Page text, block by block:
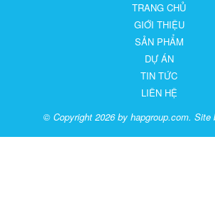
TRANG CHỦ
GIỚI THIỆU
SẢN PHẨM
DỰ ÁN
TIN TỨC
LIÊN HỆ
© Copyright 2026 by hapgroup.com. Site